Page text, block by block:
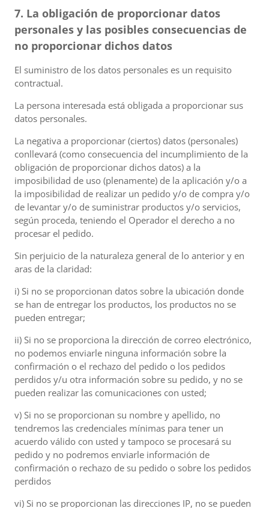
7. La obligación de proporcionar datos
personales y las posibles consecuencias de
no proporcionar dichos datos
El suministro de los datos personales es un requisito
contractual.
La persona interesada está obligada a proporcionar sus
datos personales.
La negativa a proporcionar (ciertos) datos (personales)
conllevará (como consecuencia del incumplimiento de la
obligación de proporcionar dichos datos) a la
imposibilidad de uso (plenamente) de la aplicación y/o a
la imposibilidad de realizar un pedido y/o de compra y/o
de levantar y/o de suministrar productos y/o servicios,
según proceda, teniendo el Operador el derecho a no
procesar el pedido.
Sin perjuicio de la naturaleza general de lo anterior y en
aras de la claridad:
i) Si no se proporcionan datos sobre la ubicación donde
se han de entregar los productos, los productos no se
pueden entregar;
ii) Si no se proporciona la dirección de correo electrónico,
no podemos enviarle ninguna información sobre la
confirmación o el rechazo del pedido o los pedidos
perdidos y/u otra información sobre su pedido, y no se
pueden realizar las comunicaciones con usted;
v) Si no se proporcionan su nombre y apellido, no
tendremos las credenciales mínimas para tener un
acuerdo válido con usted y tampoco se procesará su
pedido y no podremos enviarle información de
confirmación o rechazo de su pedido o sobre los pedidos
perdidos
vi) Si no se proporcionan las direcciones IP, no se pueden